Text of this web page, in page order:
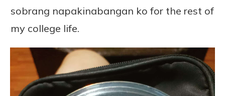
sobrang napakinabangan ko for the rest of
my college life.